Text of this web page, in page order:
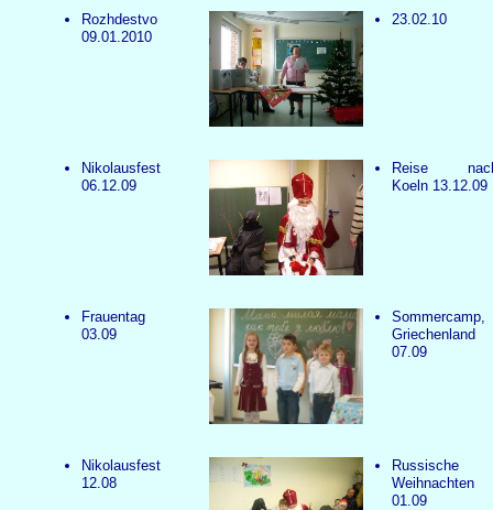
Rozhdestvo
09.01.2010
23.02.10
Nikolausfest
06.12.09
Reise
Koeln 13.12.09
Frauentag
03.09
Sommercamp,
Griechenland
07.09
Nikolausfest
12.08
Russische
Weihnachten
01.09